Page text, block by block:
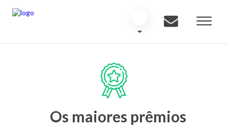
Os maiores prêmios